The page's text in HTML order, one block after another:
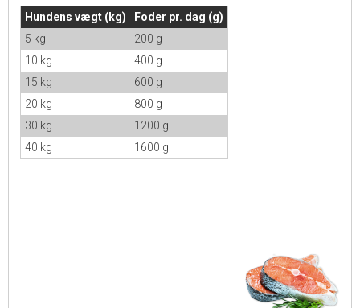
Hundens vægt (kg)
Foder pr. dag (g)
5 kg
200 g
10 kg
400 g
15 kg
600 g
20 kg
800 g
30 kg
1200 g
40 kg
1600 g